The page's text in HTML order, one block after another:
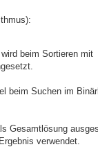
beim Sortieren mit
beim Suchen im
Gesamtlösung
verwendet.